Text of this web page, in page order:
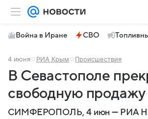
Война в Иране СВО
4 июня РИА Крым Происшествия
В Севастополе
свободную продажу
СИМФЕРОПОЛЬ, 4 июн — РИА